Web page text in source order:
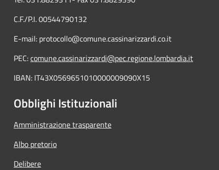
C.F./P.I. 00544790132
E-mail: protocollo@comune.cassinarizzardi.co.it
PEC:comune.cassinarizzardi@pec.regione.lombardia.it
IBAN: IT43X0569651010000009090X15
Obblighi Istituzionali
Amministrazione trasparente
Albo pretorio
Delibere